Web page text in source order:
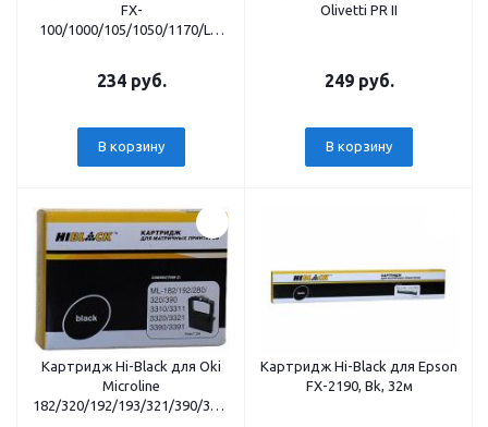
FX-
100/1000/105/1050/1170/LX-
234 руб.
В корзину
Olivetti PR II
249 руб.
В корзину
Картридж Hi-Black для Oki
Microline
182/320/192/193/321/390/3310/3311/3320,
Картридж Hi-Black для Epson
FX-2190, Bk, 32м